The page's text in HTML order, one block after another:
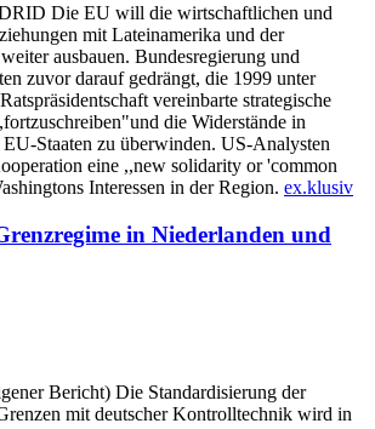
Die EU will die wirtschaftlichen und
mit Lateinamerika und der
ausbauen. Bundesregierung und
zuvor darauf gedrängt, die 1999 unter
vereinbarte strategische
die Widerstände in
EU-Staaten zu überwinden. US-Analysten
eine ,,new solidarity or 'common
Interessen in der Region. ex.klusiv
in Niederlanden und
Bericht) Die Standardisierung der
mit deutscher Kontrolltechnik wird in